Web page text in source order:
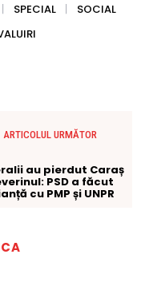
SPECIAL
SOCIAL
ARTICOLUL URMĂTOR
au pierdut Caraș
PSD a făcut
cu PMP și UNPR